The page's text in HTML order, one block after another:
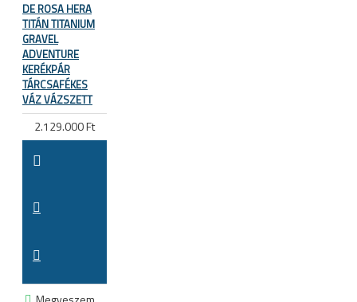
DE ROSA HERA
TITÁN TITANIUM
GRAVEL
ADVENTURE
KERÉKPÁR
TÁRCSAFÉKES
VÁZ VÁZSZETT
2.129.000 Ft